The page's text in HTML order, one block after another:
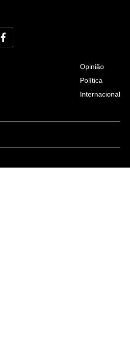
Facebook
Opinião
Política
Internacional